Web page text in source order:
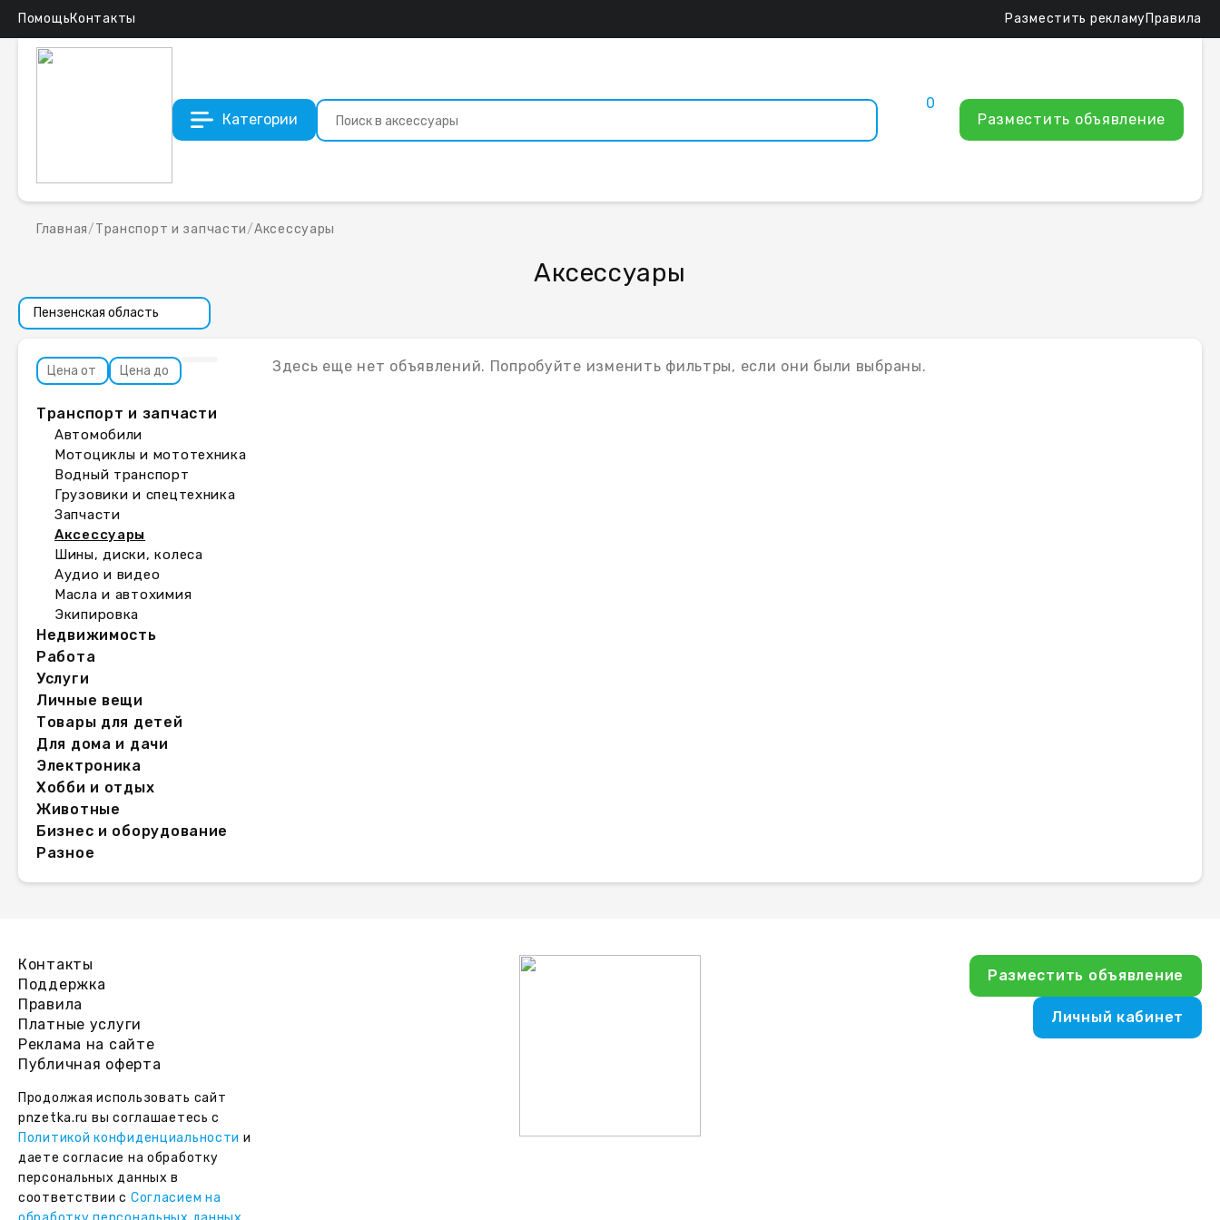
ПомощьКонтакты Разместить рекламуПравила
Категории
0
Разместить объявление
Главная/Транспорт и запчасти/Аксессуары
Аксессуары
Транспорт и запчасти
Автомобили
Мотоциклы и мототехника
Водный транспорт
Грузовики и спецтехника
Запчасти
Аксессуары
Шины, диски, колеса
Аудио и видео
Масла и автохимия
Экипировка
Недвижимость
Работа
Услуги
Личные вещи
Товары для детей
Для дома и дачи
Электроника
Хобби и отдых
Животные
Бизнес и оборудование
Разное
Здесь еще нет объявлений. Попробуйте изменить фильтры, если они были выбраны.
Контакты
Поддержка
Правила
Платные услуги
Реклама на сайте
Публичная оферта
Продолжая использовать сайт
pnzetka.ru вы соглашаетесь с
Политикой конфиденциальности и
даете согласие на обработку
персональных данных в
соответствии с Согласием на
Разместить объявление
Личный кабинет